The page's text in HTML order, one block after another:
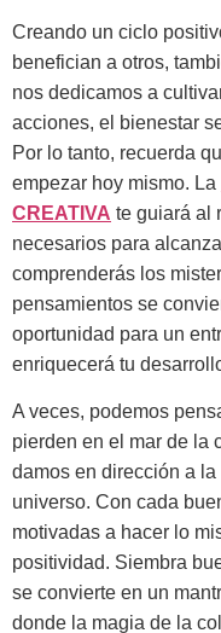
Creando un ciclo
benefician a otros,
nos dedicamos a
acciones, el bienestar
Por lo tanto, recuerda
empezar hoy mismo. La
CREATIVA te guiará al
necesarios para
comprenderás los
pensamientos se
oportunidad para un
enriquecerá tu
A veces, podemos
pierden en el mar de la
damos en dirección a
universo. Con cada
motivadas a hacer lo
positividad. Siembra
se convierte en un
donde la magia de la